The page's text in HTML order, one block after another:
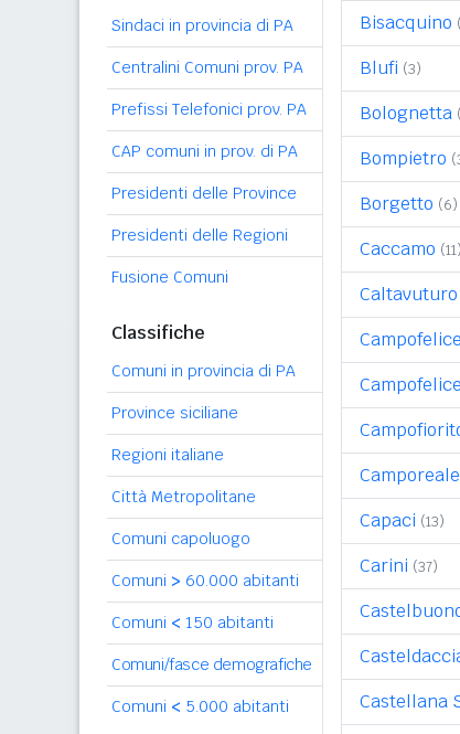
Sindaci in provincia di PA
Centralini Comuni prov. PA
Prefissi Telefonici prov. PA
CAP comuni in prov. di PA
Presidenti delle Province
Presidenti delle Regioni
Fusione Comuni
Classifiche
Comuni in provincia di PA
Province siciliane
Regioni italiane
Città Metropolitane
Comuni capoluogo
Comuni > 60.000 abitanti
Comuni < 150 abitanti
Comuni/fasce demografiche
Comuni < 5.000 abitanti
Bisacquino
Blufi (3)
Bolognetta
Bompietro
Borgetto (6)
Caccamo (11)
Caltavuturo
Camporeale
Capaci (13)
Carini (37)
Castellana